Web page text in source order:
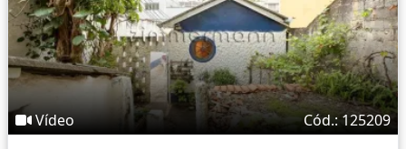
Vídeo Cód.: 125209